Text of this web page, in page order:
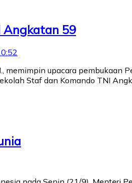
Angkatan 59
memimpin upacara
Staf dan Komando TNI